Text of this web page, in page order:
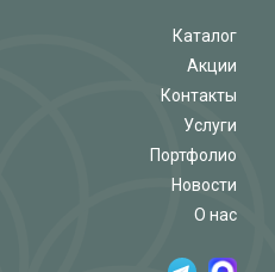
Каталог
Акции
Контакты
Услуги
Портфолио
Новости
О нас